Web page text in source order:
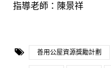
指導老師：陳景祥
善用公屋資源獎勵計劃